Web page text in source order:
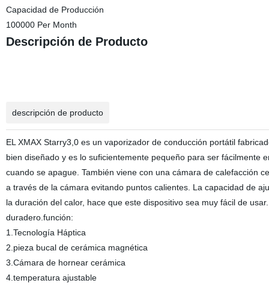
Capacidad de Producción
100000 Per Month
Descripción de Producto
descripción de producto
EL XMAX Starry3,0 es un vaporizador de conducción portátil
bien diseñado y es lo suficientemente pequeño para ser fácilmente
cuando se apague. También viene con una cámara de calefacción
a través de la cámara evitando puntos calientes. La capacidad de
la duración del calor, hace que este dispositivo sea muy fácil de
duradero.función:
1.Tecnología Háptica
2.pieza bucal de cerámica magnética
3.Cámara de hornear cerámica
4.temperatura ajustable